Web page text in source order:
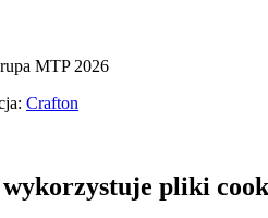
MTP 2026
Crafton
pliki